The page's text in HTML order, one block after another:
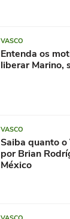
VASCO
Entenda os
liberar Marino,
VASCO
Saiba quanto
por Brian
México